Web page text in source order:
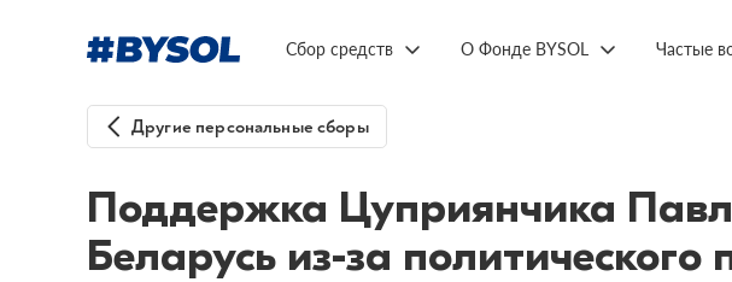
Сбор средств О Фонде BYSOL Частые
Другие персональные сборы
Поддержка Цуприянчика
Беларусь из-за политического